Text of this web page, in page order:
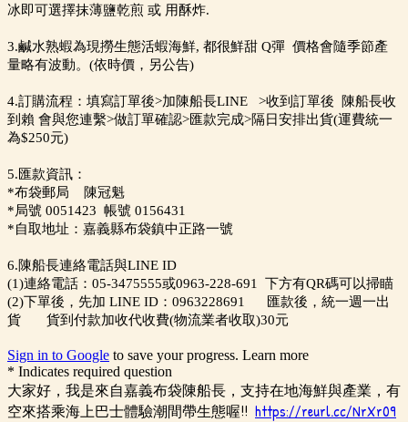
冰即可選擇抹薄鹽乾煎 或 用酥炸.
3.鹹水熟蝦為現撈生態活蝦海鮮, 都很鮮甜 Q彈 價格會隨季節產
量略有波動。(依時價，另公告)
4.訂購流程：填寫訂單後>加陳船長LINE >收到訂單後 陳船長收
到賴 會與您連繫>做訂單確認>匯款完成>隔日安排出貨(運費統一
為$250元)
5.匯款資訊：
*布袋郵局 陳冠魁
*局號 0051423 帳號 0156431
*自取地址：嘉義縣布袋鎮中正路一號
6.陳船長連絡電話與LINE ID
(1)連絡電話：05-3475555或0963-228-691 下方有QR碼可以掃瞄
(2)下單後，先加 LINE ID：0963228691 匯款後，統一週一出
貨 貨到付款加收代收費(物流業者收取)30元
Sign in to Google to save your progress. Learn more
* Indicates required question
大家好，我是來自嘉義布袋陳船長，支持在地海鮮與產業，有
空來搭乘海上巴士體驗潮間帶生態喔!! https://reurl.cc/NrXr09